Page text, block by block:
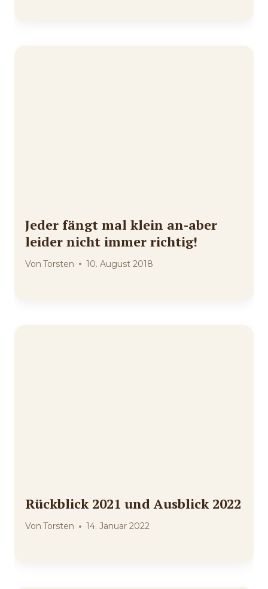
Jeder fängt mal klein an-aber
leider nicht immer richtig!
Von Torsten 10. August 2018
Rückblick 2021 und Ausblick 2022
Von Torsten 14. Januar 2022